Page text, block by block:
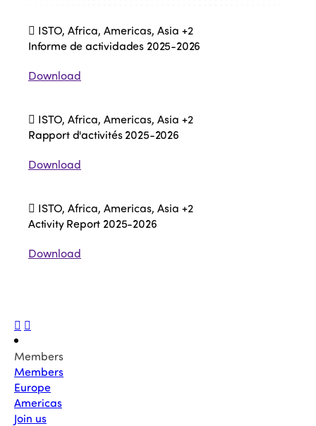
ISTO, Africa, Americas, Asia +2
Informe de actividades 2025-2026
Download
ISTO, Africa, Americas, Asia +2
Rapport d'activités 2025-2026
Download
ISTO, Africa, Americas, Asia +2
Activity Report 2025-2026
Download
Members
Members
Europe
Americas
Join us